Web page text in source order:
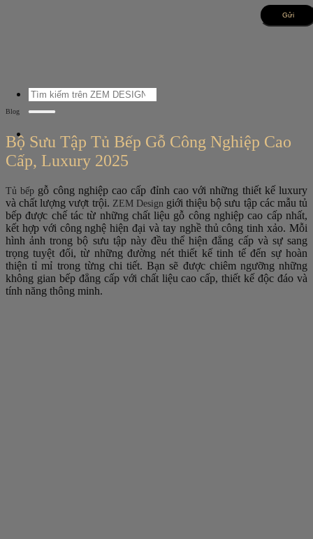
Tìm
kiếm:
Blog
Bộ Sưu Tập Tủ Bếp Gỗ Công Nghiệp Cao
Cấp, Luxury 2025
Tủ bếp gỗ công nghiệp cao cấp đỉnh cao với những thiết kế luxury
và chất lượng vượt trội. ZEM Design giới thiệu bộ sưu tập các mẫu tủ
bếp được chế tác từ những chất liệu gỗ công nghiệp cao cấp nhất,
kết hợp với công nghệ hiện đại và tay nghề thủ công tinh xảo. Mỗi
hình ảnh trong bộ sưu tập này đều thể hiện đẳng cấp và sự sang
trọng tuyệt đối, từ những đường nét thiết kế tinh tế đến sự hoàn
thiện tỉ mỉ trong từng chi tiết. Bạn sẽ được chiêm ngưỡng những
không gian bếp đẳng cấp với chất liệu cao cấp, thiết kế độc đáo và
tính năng thông minh.